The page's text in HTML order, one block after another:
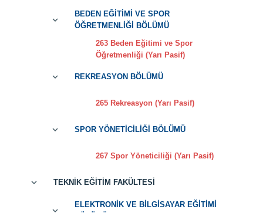
BEDEN EĞİTİMİ VE SPOR
ÖĞRETMENLİĞİ BÖLÜMÜ
263 Beden Eğitimi ve Spor
Öğretmenliği (Yarı Pasif)
REKREASYON BÖLÜMÜ
265 Rekreasyon (Yarı Pasif)
SPOR YÖNETİCİLİĞİ BÖLÜMÜ
267 Spor Yöneticiliği (Yarı Pasif)
TEKNİK EĞİTİM FAKÜLTESİ
ELEKTRONİK VE BİLGİSAYAR EĞİTİMİ